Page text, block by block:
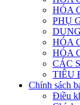
HÓA
PHỤ
HÓA
HÓA
CÁC
TIÊU
Chính sách
Điều